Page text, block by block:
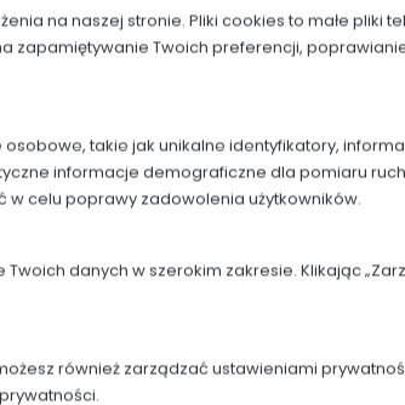
na naszej stronie. Pliki cookies to małe pliki
zapamiętywanie Twoich preferencji,
takie jak unikalne identyfikatory,
informacje demograficzne dla pomiaru
celu poprawy zadowolenia użytkowników.
danych w szerokim zakresie. Klikając
również zarządzać ustawieniami
dorosłych. Rodzice mogą
się: skąd dziecko zna takie
Dlaczego ich używa? Czy to
Czytaj więcej
w